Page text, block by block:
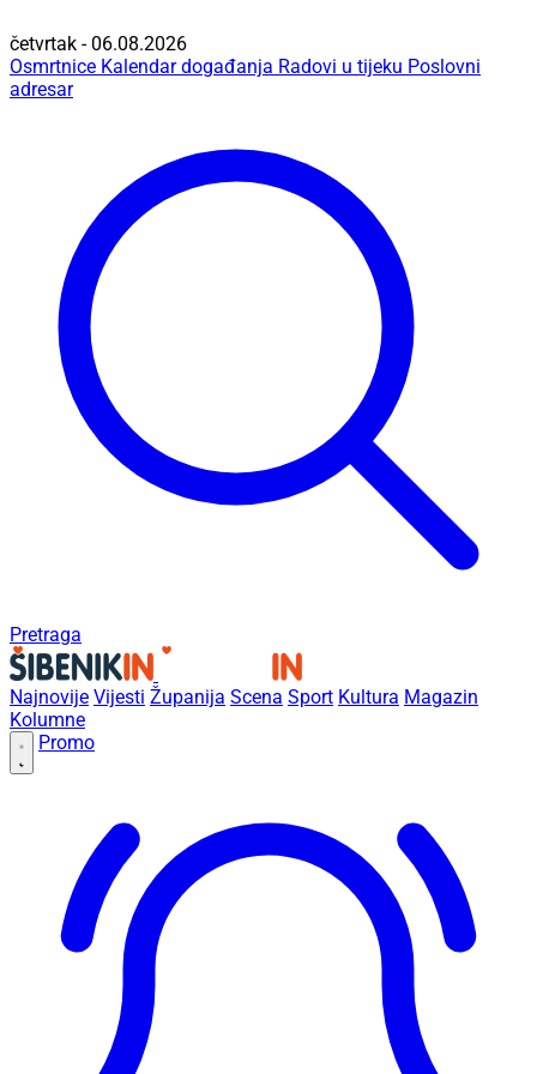
četvrtak - 06.08.2026
Osmrtnice Kalendar događanja Radovi u tijeku Poslovni
adresar
Pretraga
Najnovije Vijesti Županija Scena Sport Kultura Magazin
Kolumne
Promo